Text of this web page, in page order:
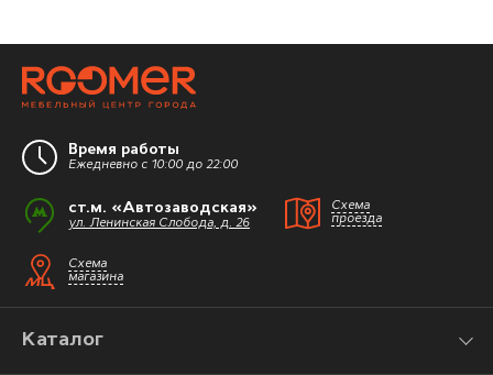
Время работы
Ежедневно с 10:00 до 22:00
ст.м. «Автозаводская»
ул. Ленинская Слобода, д. 26
Схема
проезда
Схема
магазина
Каталог